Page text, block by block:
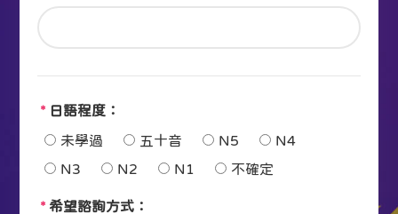
* 日語程度：
未學過 五十音 N5
N4
N3
N2 N1 不確定
* 希望諮詢方式：